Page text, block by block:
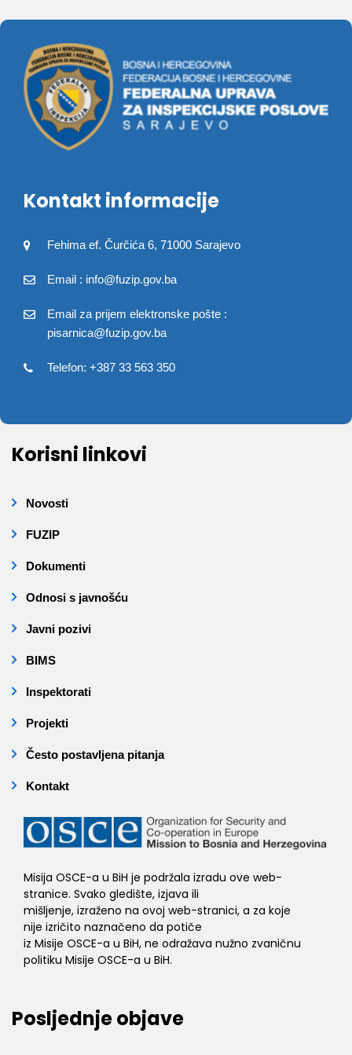
Kontakt informacije
Fehima ef. Čurčića 6, 71000 Sarajevo
Email : info@fuzip.gov.ba
Email za prijem elektronske pošte :
pisarnica@fuzip.gov.ba
Telefon: +387 33 563 350
Korisni linkovi
Novosti
FUZIP
Dokumenti
Odnosi s javnošću
Javni pozivi
BIMS
Inspektorati
Projekti
Često postavljena pitanja
Kontakt
Misija OSCE-a u BiH je podržala izradu ove web-
stranice. Svako gledište, izjava ili
mišljenje, izraženo na ovoj web-stranici, a za koje
nije izričito naznačeno da potiče
iz Misije OSCE-a u BiH, ne odražava nužno zvaničnu
politiku Misije OSCE-a u BiH.
Posljednje objave